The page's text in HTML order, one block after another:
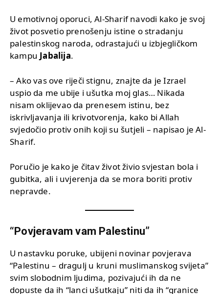
U emotivnoj oporuci, Al-Sharif navodi kako je svoj
život posvetio prenošenju istine o stradanju
palestinskog naroda, odrastajući u izbjegličkom
kampu Jabalija.
– Ako vas ove riječi stignu, znajte da je Izrael
uspio da me ubije i ušutka moj glas… Nikada
nisam oklijevao da prenesem istinu, bez
iskrivljavanja ili krivotvorenja, kako bi Allah
svjedočio protiv onih koji su šutjeli – napisao je Al-
Sharif.
Poručio je kako je čitav život živio svjestan bola i
gubitka, ali i uvjerenja da se mora boriti protiv
nepravde.
“Povjeravam vam Palestinu”
U nastavku poruke, ubijeni novinar povjerava
“Palestinu – dragulj u kruni muslimanskog svijeta”
svim slobodnim ljudima, pozivajući ih da ne
dopuste da ih “lanci ušutkaju” niti da ih “granice